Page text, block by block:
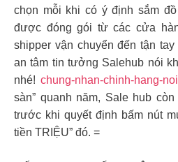
chọn mỗi khi có ý định sắm
được đóng gói từ các cửa
shipper vận chuyển đến tận
an tâm tin tưởng Salehub nói
nhé! chung-nhan-chinh-hang-
sàn” quanh năm, Sale hub
trước khi quyết định bấm nút
tiền TRIỆU” đó. =